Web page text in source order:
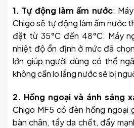
1. Tự động làm ấm nước:
Chigo sẽ tự động làm ấm nước
đặt từ 35°C đến 48°C. Máy
nhiệt độ ổn định ở mức đã
lớn giúp người dùng có thể
không cần lo lắng nước sẽ bị
2. Hồng ngoại và ánh sáng
Chigo MF5 có đèn hồng ngoại
bàn chân, tẩy da chết, đẩy